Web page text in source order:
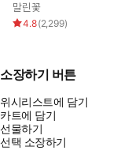
말린꽃
4.8(2,299)
소장하기 버튼
위시리스트에 담기
카트에 담기
선물하기
선택 소장하기